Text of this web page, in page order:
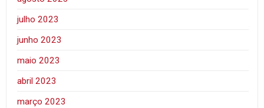
julho 2023
junho 2023
maio 2023
abril 2023
março 2023